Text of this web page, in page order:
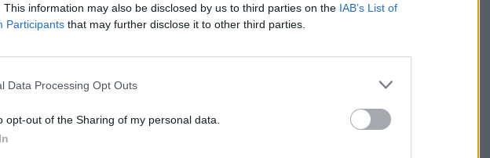
This information may also be disclosed by us to third parties on the IAB’s List of
Participants that may further disclose it to other third parties.
Data Processing Opt Outs
opt-out of the Sharing of my personal data.
tudatta az egyik legnagyobb hazai ingatlanfejlesztő cég, hogy nem csak
a "maradj otthon" kampány keretein belül vélhetőleg sok munkatársuk éppen ezt
portfolio.hu hírarchívumához tartozik, melynek olvasása előfizetéses